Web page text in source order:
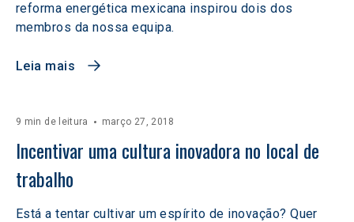
reforma energética mexicana inspirou dois dos
membros da nossa equipa.
Leia mais
9 min de leitura março 27, 2018
Incentivar uma cultura inovadora no local de
trabalho
Está a tentar cultivar um espírito de inovação? Quer